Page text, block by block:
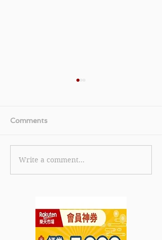
【Coffee Solution by
Pacific Coffee優惠】- 購
機 + 製冷器即減額外
$300 (優惠至2022年7月
31日)
Comments
Write a comment...